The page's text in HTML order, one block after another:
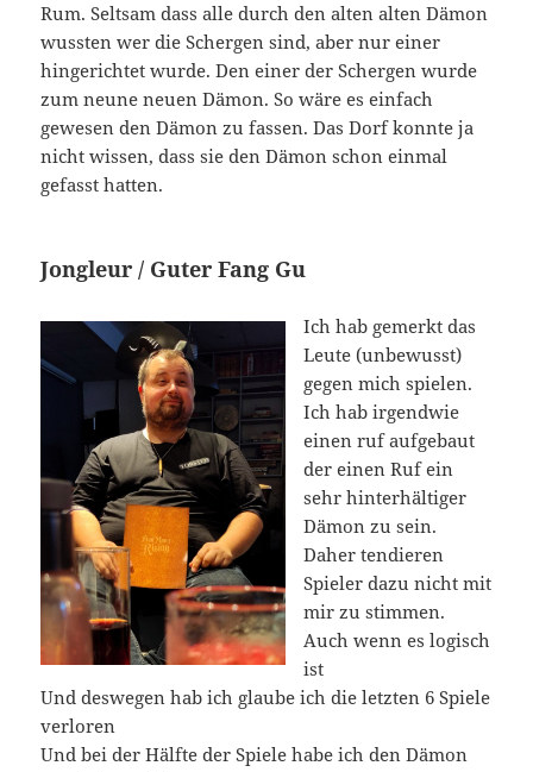
Rum. Seltsam dass alle durch den alten alten Dämon
wussten wer die Schergen sind, aber nur einer
hingerichtet wurde. Den einer der Schergen wurde
zum neune neuen Dämon. So wäre es einfach
gewesen den Dämon zu fassen. Das Dorf konnte ja
nicht wissen, dass sie den Dämon schon einmal
gefasst hatten.
Jongleur / Guter Fang Gu
Ich hab gemerkt das
Leute (unbewusst)
gegen mich spielen.
Ich hab irgendwie
einen ruf aufgebaut
der einen Ruf ein
sehr hinterhältiger
Dämon zu sein.
Daher tendieren
Spieler dazu nicht mit
mir zu stimmen.
Auch wenn es logisch
ist
Und deswegen hab ich glaube ich die letzten 6 Spiele
verloren
Und bei der Hälfte der Spiele habe ich den Dämon